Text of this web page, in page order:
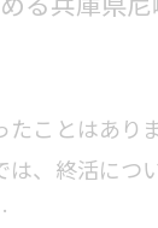
る兵庫県
ことはあり
、終活につ